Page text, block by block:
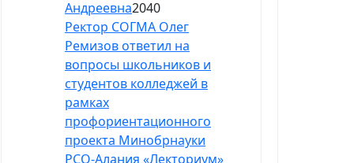
Андреевна2040
Ректор СОГМА Олег
Ремизов ответил на
вопросы школьников и
студентов колледжей в
рамках
профориентационного
проекта Минобрнауки
РСО-Алания «Лекториум»